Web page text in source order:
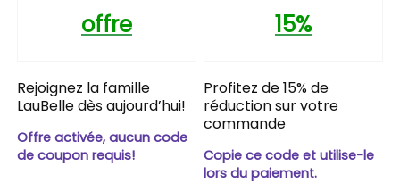
offre
Rejoignez la famille
LauBelle dès aujourd’hui!
Offre activée, aucun code
de coupon requis!
15%
Profitez de 15% de
réduction sur votre
commande
Copie ce code et utilise-le
lors du paiement.